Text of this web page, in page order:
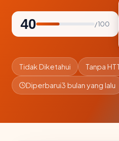
40 / 100
Tidak Diketahui Tanpa
Diperbarui3 bulan yang lalu